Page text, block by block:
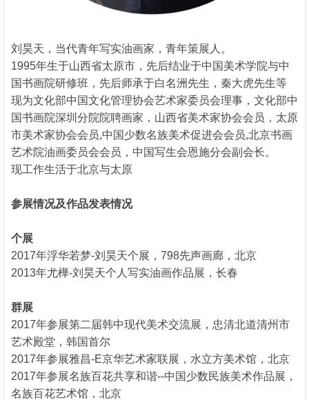
刘昊天，当代青年写实油画家，青年策展人。
1995年生于山西省太原市，先后结业于中国美术学院与中
国书画院研修班，先后师承于白名洲先生，秦大虎先生等
现为文化部中国文化管理协会艺术家委员会理事，文化部中
国书画院深圳分院院聘画家，山西省美术家协会会员，太原
市美术家协会会员,中国少数名族美术促进会会员,北京书画
艺术院油画委员会会员，中国写生会恩施分会副会长。
现工作生活于北京与太原
参展情况及作品发表情况
个展
2017年浮华若梦-刘昊天个展，798先声画廊，北京
2013年尤樺-刘昊天个人写实油画作品展，长春
群展
2017年参展第二届韩中现代美术交流展，忠清北道清州市
艺术殿堂，韩国首尔
2017年参展雅昌-E京华艺术家联展，水立方美术馆，北京
2017年参展名族百花共享和谐--中国少数民族美术作品展，
名族百花艺术馆，北京